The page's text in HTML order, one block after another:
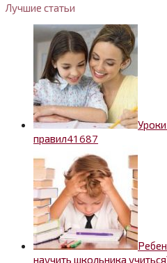
Лучшие статьи
Уроки
правил41687
научить школьника